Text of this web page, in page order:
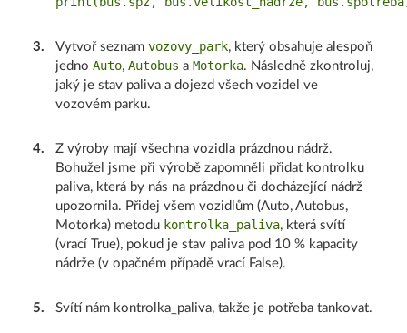
3. Vytvoř seznamvozovy_park, který obsahuje alespoň
jednoAuto,Autobus a Motorka. Následně zkontroluj,
jaký je stav paliva a dojezd všech vozidel ve
vozovém parku.
4.
Z výroby mají všechna vozidla prázdnou nádrž.
Bohužel jsme při výrobě zapomněli přidat kontrolku
paliva, která by nás na prázdnou či docházející nádrž
upozornila. Přidej všem vozidlům (Auto, Autobus,
Motorka) metodu kontrolka_paliva, která svítí
(vrací True), pokud je stav paliva pod 10 % kapacity
nádrže (v opačném případě vrací False).
5. Svítí nám kontrolka_paliva, takže je potřeba tankovat.